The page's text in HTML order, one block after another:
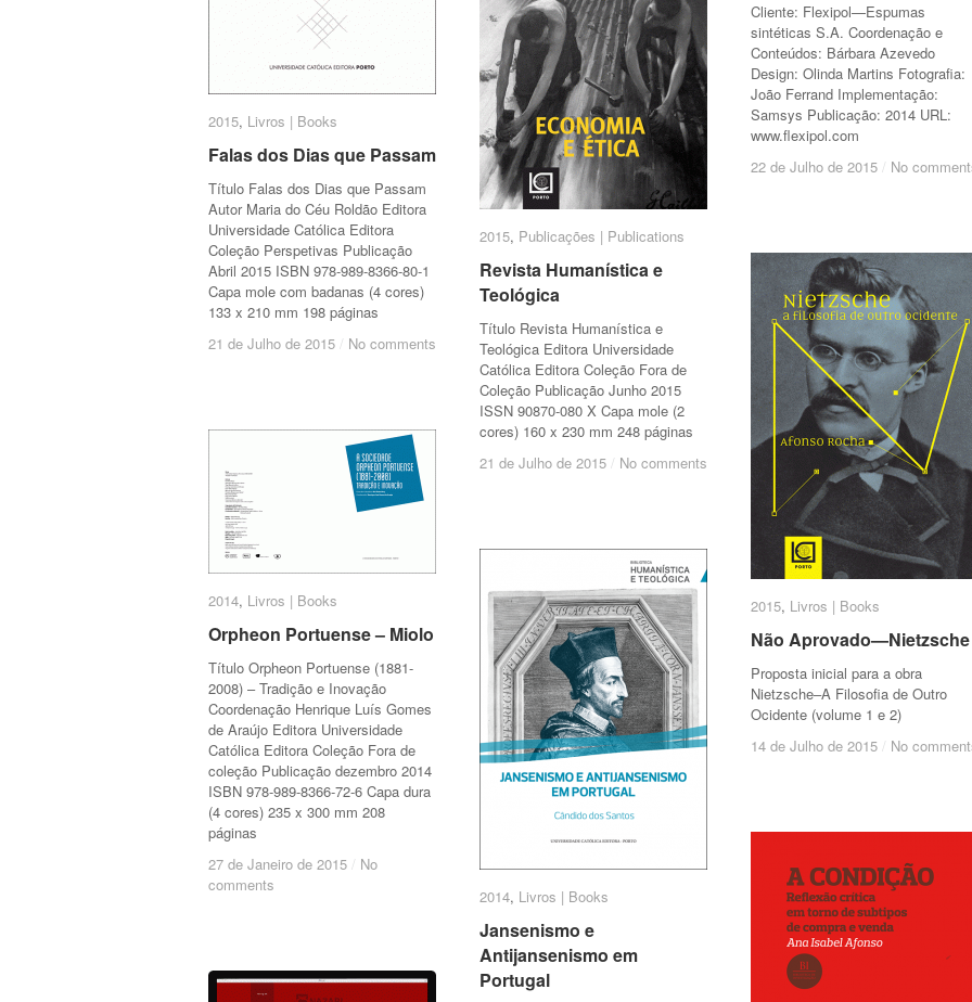
Cliente: Flexipol—Espumas
sintéticas S.A. Coordenação e
Conteúdos: Bárbara Azevedo
Design: Olinda Martins Fotografia:
João Ferrand Implementação:
Samsys Publicação: 2014 URL:
www.flexipol.com
22 de Julho de 2015 / No
22 de Julho de 2015 / No
2015, Livros | Books
Falas dos Dias que Passam
Título Falas dos Dias que Passam
Autor Maria do Céu Roldão Editora
Universidade Católica Editora
Coleção Perspetivas Publicação
Abril 2015 ISBN 978-989-8366-80-1
Capa mole com badanas (4 cores)
133 x 210 mm 198 páginas
21 de Julho de 2015 / No comments
2015 Livros | Books
Falas dos Dias que Passam
21 de Julho de 2015 / No comments
2015, Publicações | Publications
Revista Humanística e
Teológica
Título Revista Humanística e
Teológica Editora Universidade
Católica Editora Coleção Fora de
Coleção Publicação Junho 2015
ISSN 90870-080 X Capa mole (2
cores) 160 x 230 mm 248 páginas
21 de Julho de 2015 / No comments
2015 Publicações | Publications
Revista Humanística e
Teológica
21 de Julho de 2015 / No comments
2015, Livros | Books
Não Aprovado—Nietzsche
Proposta inicial para a obra
Nietzsche–A Filosofia de Outro
Ocidente (volume 1 e 2)
14 de Julho de 2015 / No
2015 Livros | Books
Não Aprovado—Nietzsche
14 de Julho de 2015 / No
2014, Livros | Books
Orpheon Portuense – Miolo
Título Orpheon Portuense (1881-
2008) – Tradição e Inovação
Coordenação Henrique Luís Gomes
de Araújo Editora Universidade
Católica Editora Coleção Fora de
coleção Publicação dezembro 2014
ISBN 978-989-8366-72-6 Capa dura
(4 cores) 235 x 300 mm 208
páginas
27 de Janeiro de 2015 / No
comments
2014 Livros | Books
Orpheon Portuense – Miolo
27 de Janeiro de 2015 / No
comments
2014, Livros | Books
Jansenismo e
Antijansenismo em
Portugal
2014 Livros | Books
Jansenismo e
Antijansenismo em
Portugal